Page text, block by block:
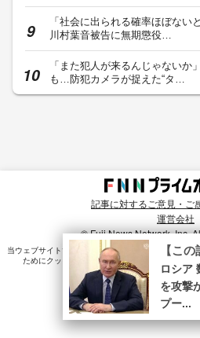
「社会に出られる確率ほぼない
川村葉音被告に無期懲役…
「また犯人が来るんじゃないか
も…防犯カメラが捉えた“タ…
記事に対するご意見・ご
運営会社
© Fuji News Network, Inc.
当ウェブサイトでは、ユーザのニーズ・興味・関⼼に
ためにクッキーを使⽤しています。詳細は、
プ
【こ
ロシア
を攻撃
プー...